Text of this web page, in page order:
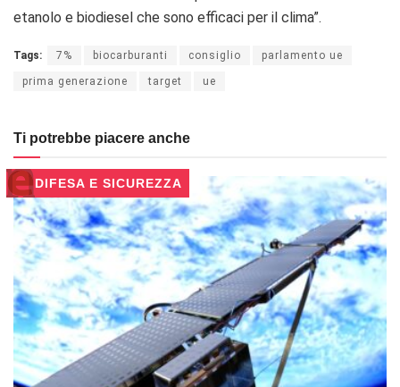
etanolo e biodiesel che sono efficaci per il clima”.
Tags: 7% biocarburanti consiglio parlamento ue
prima generazione target ue
Ti potrebbe piacere anche
DIFESA E SICUREZZA